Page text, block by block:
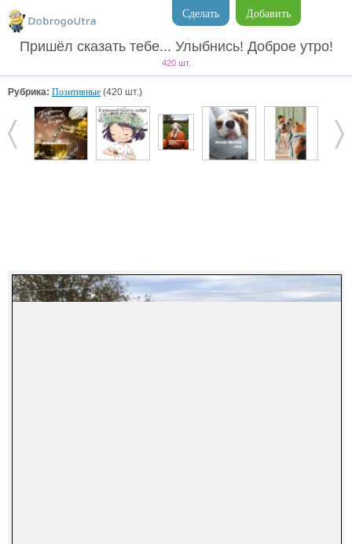
Добавить
Сделать
Пришёл сказать тебе... Улыбнись! Доброе утро!
420 шт.
Рубрика: Позитивные (420 шт.)